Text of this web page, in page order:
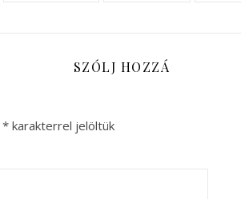
SZÓLJ HOZZÁ
* karakterrel jelöltük